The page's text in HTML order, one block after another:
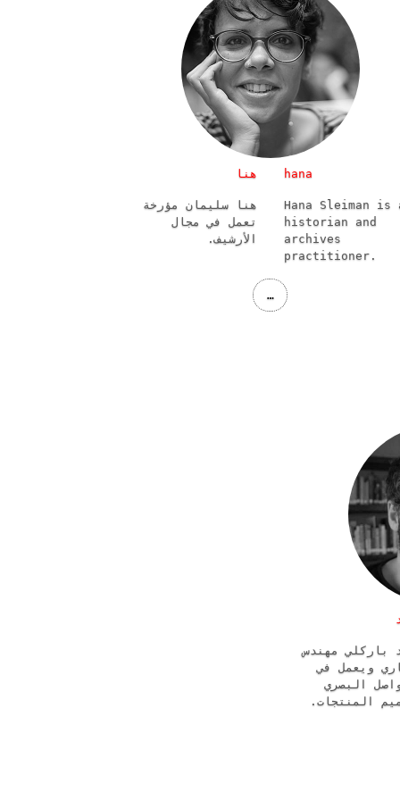
هنا
هنا سليمان مؤرخة
تعمل في مجال
الأرشيف.
hana
Hana Sleiman is
historian and
archives
practitioner.
…
باركلي مهندس
ويعمل في
البصري
المنتجات.